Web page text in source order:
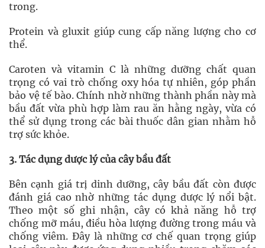
trong.
Protein và gluxit giúp cung cấp năng lượng cho cơ
thể.
Caroten và vitamin C là những dưỡng chất quan
trọng có vai trò chống oxy hóa tự nhiên, góp phần
bảo vệ tế bào. Chính nhờ những thành phần này mà
bầu đất vừa phù hợp làm rau ăn hằng ngày, vừa có
thể sử dụng trong các bài thuốc dân gian nhằm hỗ
trợ sức khỏe.
3. Tác dụng dược lý của cây bầu đất
Bên cạnh giá trị dinh dưỡng, cây bầu đất còn được
đánh giá cao nhờ những tác dụng dược lý nổi bật.
Theo một số ghi nhận, cây có khả năng hỗ trợ
chống mỡ máu, điều hòa lượng đường trong máu và
chống viêm. Đây là những cơ chế quan trọng giúp